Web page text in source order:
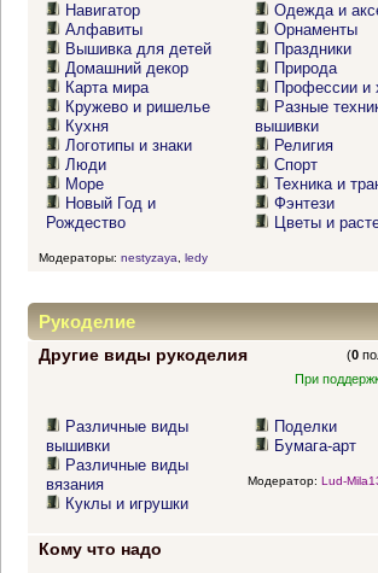
Навигатор
Алфавиты
Вышивка для детей
Домашний декор
Карта мира
Кружево и ришелье
Кухня
Логотипы и знаки
Люди
Море
Новый Год и
Рождество
Одежда и
Орнаменты
Праздники
Природа
Профессии и
Разные
вышивки
Религия
Спорт
Техника и
Фэнтези
Цветы и
Модераторы: nestyzaya ledy
Рукоделие
Другие виды рукоделия (0
При
Различные виды
вышивки
Различные виды
вязания
Куклы и игрушки
Поделки
Бумага-арт
Модератор: Lud-
Кому что надо